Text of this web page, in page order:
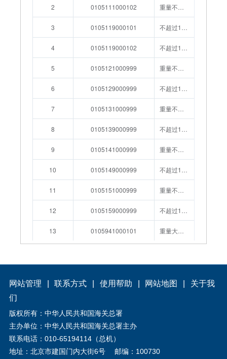
网站管理 联系方式 使用帮助 网站地图
关于我
们
版权所有：中华人民共和国海关总署
主办单位：中华人民共和国海关总署主办
联系电话：010-65194114（总机）
地址：北京市建国门内大街6号
邮编：100730